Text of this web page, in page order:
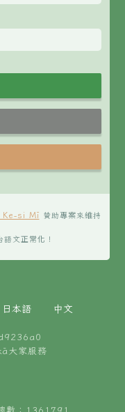
Ke-si Mī 贊助專案來維持
文正常化！
日本語 中文
大家服務
數：1361791